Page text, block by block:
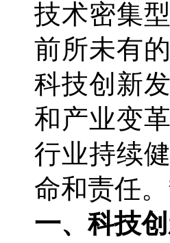
技术密集
前所未有
科技创新
和产业变
行业持续
命和责任
一、科技